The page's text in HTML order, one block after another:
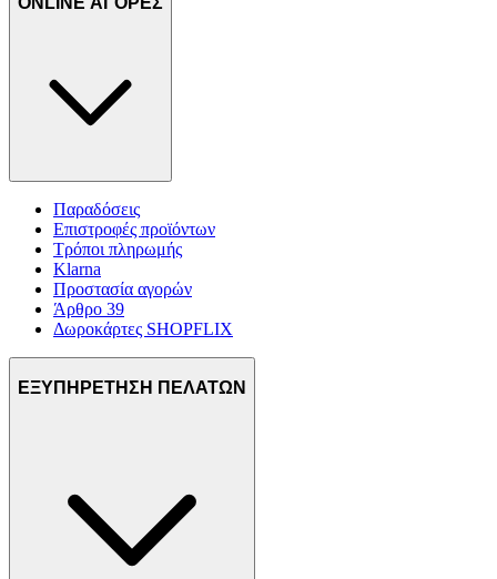
Παραδόσεις
Επιστροφές προϊόντων
Τρόποι πληρωμής
Klarna
Προστασία αγορών
Άρθρο 39
Δωροκάρτες SHOPFLIX
ΕΞΥΠΗΡΕΤΗΣΗ ΠΕΛΑΤΩΝ